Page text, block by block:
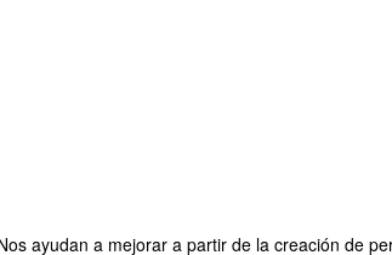
ayudan a mejorar a partir de la creación de